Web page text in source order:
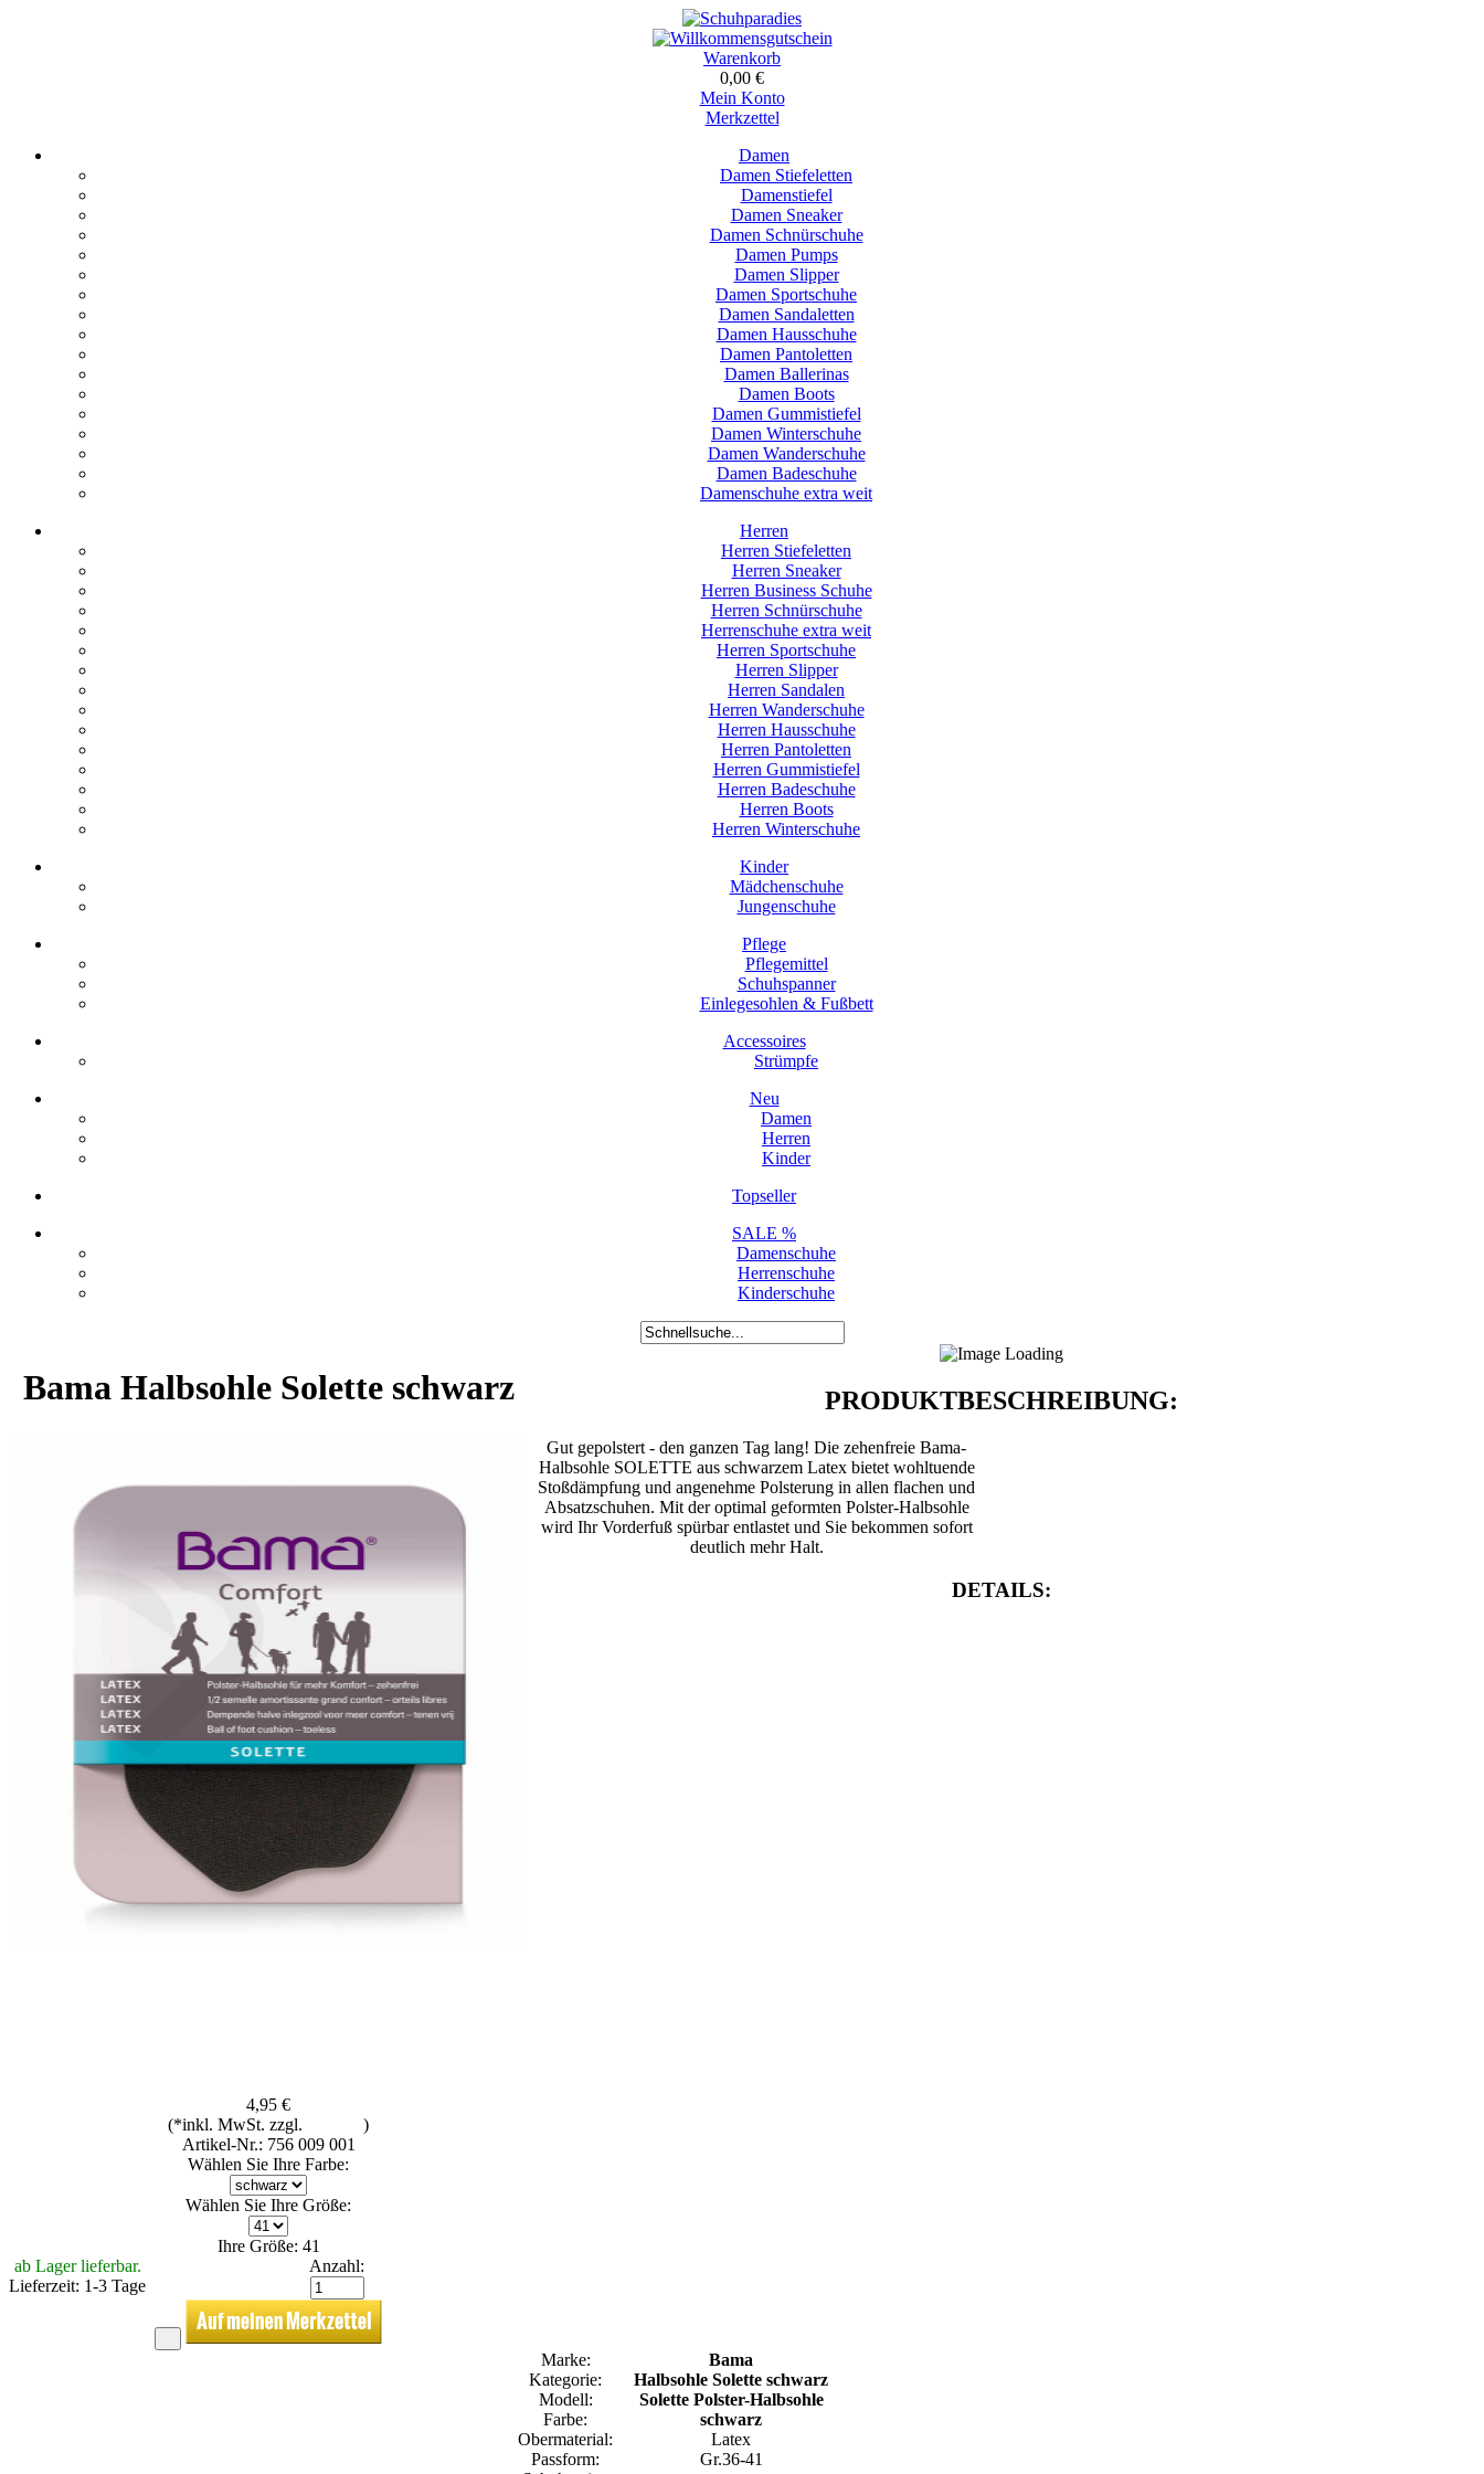
Warenkorb
0,00 €
Mein Konto
Merkzettel
Damen
Damen Stiefeletten
Damenstiefel
Damen Sneaker
Damen Schnürschuhe
Damen Pumps
Damen Slipper
Damen Sportschuhe
Damen Sandaletten
Damen Hausschuhe
Damen Pantoletten
Damen Ballerinas
Damen Boots
Damen Gummistiefel
Damen Winterschuhe
Damen Wanderschuhe
Damen Badeschuhe
Damenschuhe extra weit
Herren
Herren Stiefeletten
Herren Sneaker
Herren Business Schuhe
Herren Schnürschuhe
Herrenschuhe extra weit
Herren Sportschuhe
Herren Slipper
Herren Sandalen
Herren Wanderschuhe
Herren Hausschuhe
Herren Pantoletten
Herren Gummistiefel
Herren Badeschuhe
Herren Boots
Herren Winterschuhe
Kinder
Mädchenschuhe
Jungenschuhe
Pflege
Pflegemittel
Schuhspanner
Einlegesohlen & Fußbett
Accessoires
Strümpfe
Neu
Damen
Herren
Kinder
Topseller
SALE %
Damenschuhe
Herrenschuhe
Kinderschuhe
Bama Halbsohle Solette schwarz
4,95 €
(*inkl. MwSt. zzgl.
)
Artikel-Nr.: 756 009 001
Wählen Sie Ihre Farbe:
Wählen Sie Ihre Größe:
Ihre Größe: 41
ab Lager lieferbar.
Lieferzeit: 1-3 Tage
Anzahl:
PRODUKTBESCHREIBUNG:
Gut gepolstert - den ganzen Tag lang! Die zehenfreie Bama-
Halbsohle SOLETTE aus schwarzem Latex bietet wohltuende
Stoßdämpfung und angenehme Polsterung in allen flachen und
Absatzschuhen. Mit der optimal geformten Polster-Halbsohle
wird Ihr Vorderfuß spürbar entlastet und Sie bekommen sofort
deutlich mehr Halt.
DETAILS:
Marke:
Bama
Kategorie:
Halbsohle Solette schwarz
Modell:
Solette Polster-Halbsohle
Farbe:
schwarz
Obermaterial:
Latex
Passform:
Gr.36-41